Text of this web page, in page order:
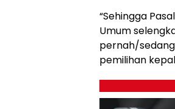
“Sehingga
Umum
pernah/
pemilihan